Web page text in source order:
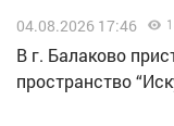
04.08.2026 17:46
В г. Балаково
пространство